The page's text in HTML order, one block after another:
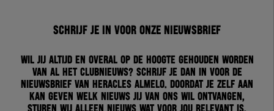
Schrijf je in voor onze nieuwsbrief
Wil jij altijd en overal op de hoogte gehouden worden
van al het clubnieuws? Schrijf je dan in voor de
nieuwsbrief van Heracles Almelo. Doordat je zelf aan
kan geven welk nieuws jij van ons wil ontvangen,